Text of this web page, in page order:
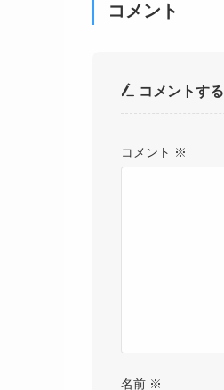
コメント
コメントする
コメント ※
名前 ※